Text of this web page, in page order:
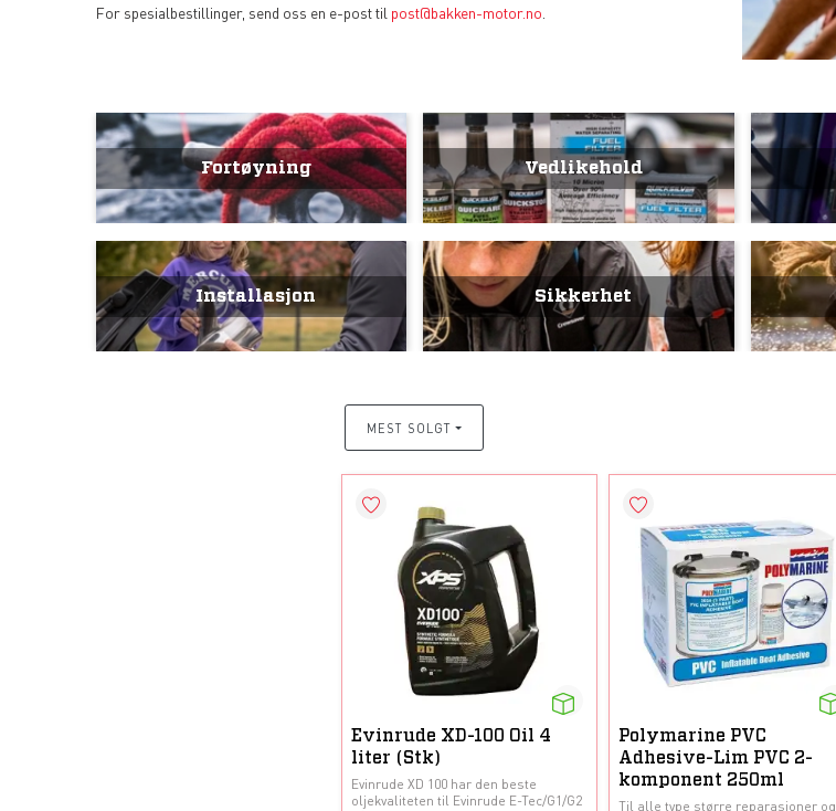
For spesialbestillinger, send oss en e-post til post@bakken-motor.no
Fortøyning Vedlikehold
Installasjon Sikkerhet
MEST SOLGT
Evinrude XD-100 Oil 4
liter (Stk)
Evinrude XD 100 har den beste
oljekvaliteten til Evinrude E-Tec/G1/G2
Polymarine PVC
Adhesive-Lim PVC 2-
komponent 250ml
Til alle type større reparasjoner og